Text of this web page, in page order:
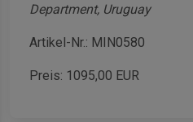
Department, Uruguay
Artikel-Nr.: MIN0580
Preis: 1095,00 EUR